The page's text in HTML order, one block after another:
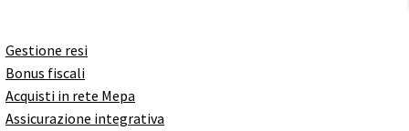
Gestione resi
Bonus fiscali
Acquisti in rete Mepa
Assicurazione integrativa